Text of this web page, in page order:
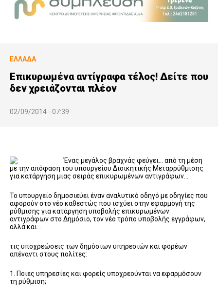
ΕΛΛΆΔΑ
Επικυρωμένα αντίγραφα τέλος! Δείτε που
δεν χρειάζονται πλέον
02/09/2014 - 07:39
Ένας μεγάλος βραχνάς φεύγει… από τη μέση
με την απόφαση του υπουργείου Διοικητικής Μεταρρύθμισης
για κατάργηση μιας σειράς επικυρωμένων αντιγράφων…
Το υπουργείο δημοσιεύει έναν αναλυτικό οδηγό με οδηγίες που
αφορούν στο νέο καθεστώς που ισχύει στην εφαρμογή της
ρύθμισης για κατάργηση υποβολής επικυρωμένων
αντιγράφων στο Δημόσιο, τον νέο τρόπο υποβολής εγγράφων,
αλλά και…
τις υποχρεώσεις των δημόσιων υπηρεσιών και φορέων
απέναντι στους πολίτες:
1. Ποιες υπηρεσίες και φορείς υποχρεούνται να εφαρμόσουν
τη ρύθμιση;